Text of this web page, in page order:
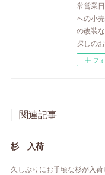
常営業
への小
の改装
探しの
フ
関連記事
杉 入荷
久しぶりにお手頃な杉が入